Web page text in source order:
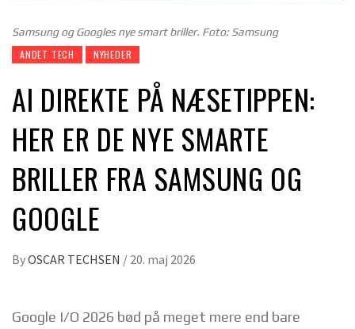
Samsung og Googles nye smart briller. Foto: Samsung
ANDET TECH NYHEDER
AI DIREKTE PÅ NÆSETIPPEN:
HER ER DE NYE SMARTE
BRILLER FRA SAMSUNG OG
GOOGLE
ByOSCAR TECHSEN / 20. maj 2026
Google I/O 2026 bød på meget mere end bare